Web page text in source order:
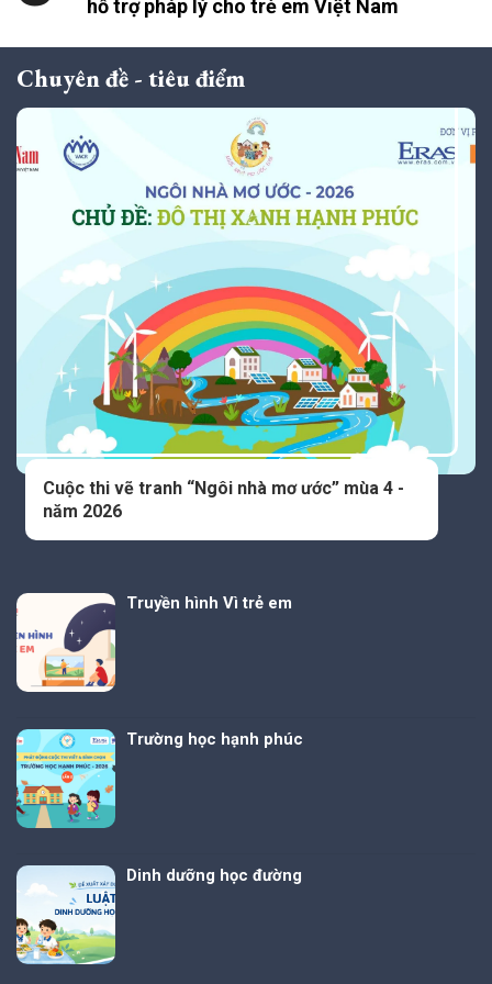
hỗ trợ pháp lý cho trẻ em Việt Nam
Chuyên đề - tiêu điểm
Cuộc thi vẽ tranh “Ngôi nhà mơ ước” mùa 4 -
năm 2026
Truyền hình Vì trẻ em
Trường học hạnh phúc
Dinh dưỡng học đường